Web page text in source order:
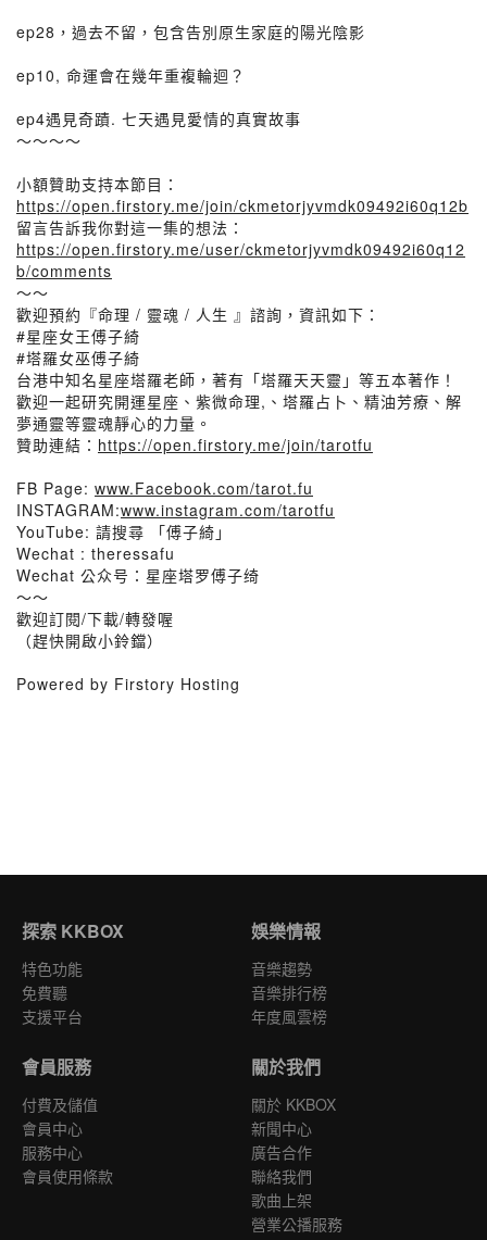
ep28，過去不留，包含告別原生家庭的陽光陰影
ep10, 命運會在幾年重複輪迴？
ep4遇見奇蹟. 七天遇見愛情的真實故事
～～～～
小額贊助支持本節目：
https://open.firstory.me/join/ckmetorjyvmdk09492i60q12b
留言告訴我你對這一集的想法：
https://open.firstory.me/user/ckmetorjyvmdk09492i60q12
b/comments
～～
歡迎預約『命理 / 靈魂 / 人生 』諮詢，資訊如下：
#星座女王傅子綺​
#塔羅女巫傅子綺​
台港中知名星座塔羅老師，著有「塔羅天天靈」等五本著作！
歡迎一起研究開運星座、紫微命理,、塔羅占卜、精油芳療、解
夢通靈等靈魂靜心的力量。
贊助連結： https://open.firstory.me/join/tarotfu
FB Page: www.Facebook.com/tarot.fu
INSTAGRAM:www.instagram.com/tarotfu
YouTube: 請搜尋 「傅子綺」
Wechat : theressafu
Wechat 公众号：星座塔罗傅子绮
～～
歡迎訂閱/下載/轉發喔
（趕快開啟小鈴鐺）
Powered by Firstory Hosting
探索 KKBOX
特色功能
免費聽
支援平台
娛樂情報
音樂趨勢
音樂排行榜
年度風雲榜
會員服務
付費及儲值
會員中心
服務中心
會員使用條款
關於我們
關於 KKBOX
新聞中心
廣告合作
聯絡我們
歌曲上架
營業公播服務